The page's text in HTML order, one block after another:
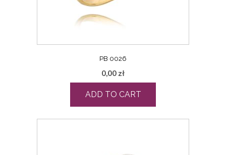
PB 0026
0,00 zł
ADD TO CART